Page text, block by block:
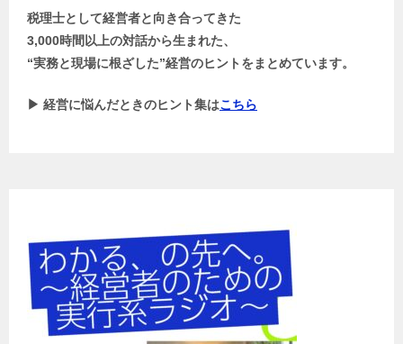
税理士として経営者と向き合ってきた
3,000時間以上の対話から生まれた、
“実務と現場に根ざした”経営のヒントをまとめています。
▶ 経営に悩んだときのヒント集はこちら